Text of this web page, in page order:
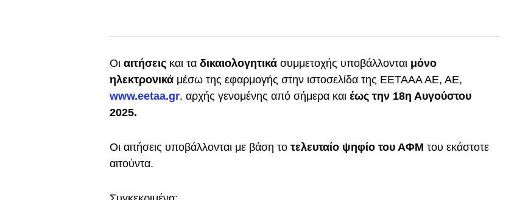
Οι αιτήσεις και τα δικαιολογητικά συμμετοχής υποβάλλονται μόνο
ηλεκτρονικά μέσω της εφαρμογής στην ιστοσελίδα της ΕΕΤΑΑΑ ΑΕ, ΑΕ,
www.eetaa.gr. αρχής γενομένης από σήμερα καιέως την 18η Αυγούστου
2025.
Οι αιτήσεις υποβάλλονται με βάση το τελευταίο ψηφίο του ΑΦΜ του εκάστοτε
αιτούντα.